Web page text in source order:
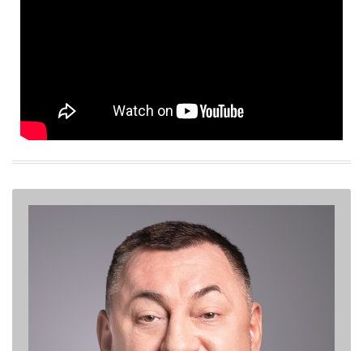
Народний депутат України
Президент Федерації важкої атлетики України
Перший віцепрезидент Федерації волейболу України